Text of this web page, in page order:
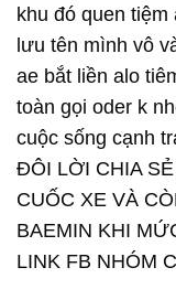
khu đó quen
lưu tên mình vô
ae bắt liền alo
toàn gọi oder k
cuộc sống cạnh
ĐÔI LỜI CHIA
CUỐC XE VÀ
BAEMIN KHI
LINK FB NHÓM